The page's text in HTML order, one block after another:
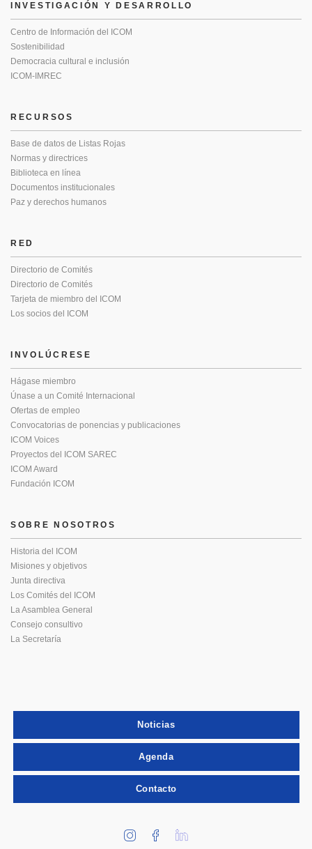
INVESTIGACIÓN Y DESARROLLO
Centro de Información del ICOM
Sostenibilidad
Democracia cultural e inclusión
ICOM-IMREC
RECURSOS
Base de datos de Listas Rojas
Normas y directrices
Biblioteca en línea
Documentos institucionales
Paz y derechos humanos
RED
Directorio de Comités
Directorio de Comités
Tarjeta de miembro del ICOM
Los socios del ICOM
INVOLÚCRESE
Hágase miembro
Únase a un Comité Internacional
Ofertas de empleo
Convocatorias de ponencias y publicaciones
ICOM Voices
Proyectos del ICOM SAREC
ICOM Award
Fundación ICOM
SOBRE NOSOTROS
Historia del ICOM
Misiones y objetivos
Junta directiva
Los Comités del ICOM
La Asamblea General
Consejo consultivo
La Secretaría
Noticias
Agenda
Contacto